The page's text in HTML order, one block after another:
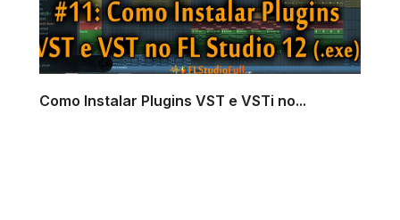
Como Instalar Plugins VST e VSTi no...